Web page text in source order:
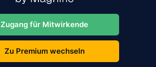
Zugang für Mitwirkende
Zu Premium wechseln